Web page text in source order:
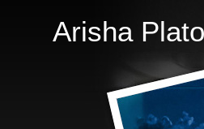
Arisha